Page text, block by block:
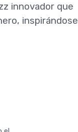
innovador que
inspirándose